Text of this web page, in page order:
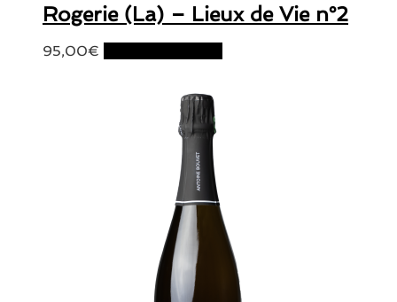
Rogerie (La) – Lieux de Vie n°2
95,00€